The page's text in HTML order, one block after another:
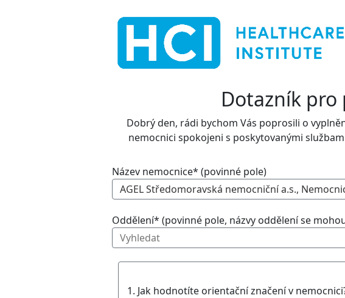
Dotazník pro
Dobrý den, rádi bychom Vás poprosili o
nemocnici spokojeni s poskytovanými
Název nemocnice* (povinné pole)
AGEL Středomoravská nemocniční a.s.,
Oddělení* (povinné pole, názvy oddělení se
1. Jak hodnotíte orientační značení v